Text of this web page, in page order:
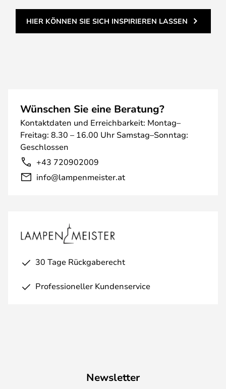
HIER KÖNNEN SIE SICH INSPIRIEREN LASSEN
Wünschen Sie eine Beratung?
Kontaktdaten und Erreichbarkeit: Montag–
Freitag: 8.30 – 16.00 Uhr Samstag–Sonntag:
Geschlossen
+43 720902009
info@lampenmeister.at
30 Tage Rückgaberecht
Professioneller Kundenservice
Newsletter